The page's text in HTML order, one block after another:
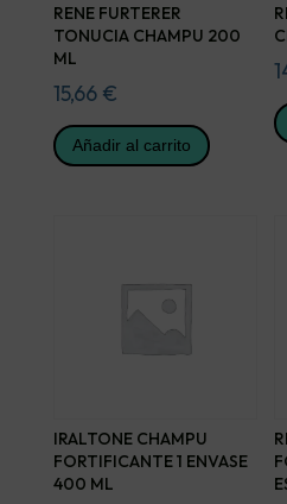
RENE FURTERER
TONUCIA CHAMPU 200
ML
15,66 €
Añadir al carrito
IRALTONE CHAMPU
FORTIFICANTE 1 ENVASE
400 ML